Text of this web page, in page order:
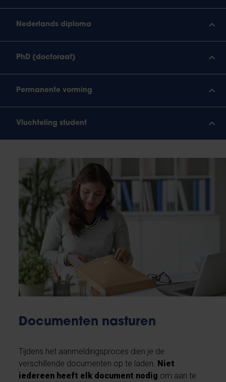
Nederlands diploma
PhD (doctoraat)
Permanente vorming
Vluchteling student
Documenten nasturen
Tijdens het aanmeldingsproces dien je de
verschillende documenten op te laden. Niet
iedereen heeft elk document nodig om aan te